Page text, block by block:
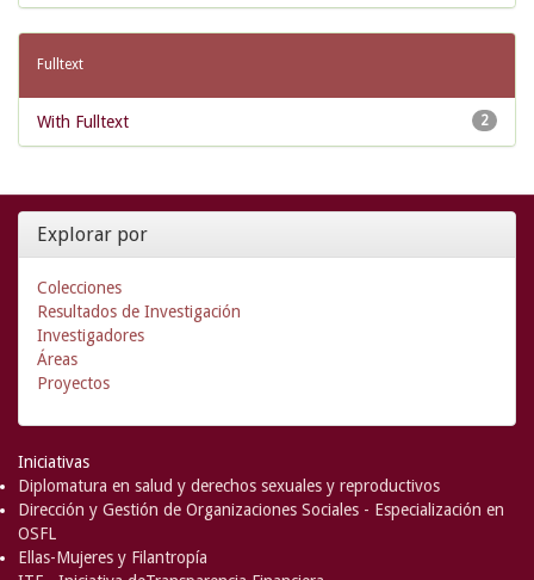
Fulltext
2
With Fulltext
Explorar por
Colecciones
Resultados de Investigación
Investigadores
Áreas
Proyectos
Iniciativas
Diplomatura en salud y derechos sexuales y reproductivos
Dirección y Gestión de Organizaciones Sociales - Especialización en
OSFL
Ellas-Mujeres y Filantropía